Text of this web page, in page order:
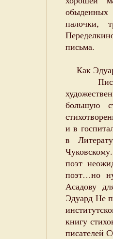
обыденных
палочки,
письма.
Как
Писать
большую
и в
в
поэт
поэт…но
Асадову
Эдуард Не
книгу
писателей